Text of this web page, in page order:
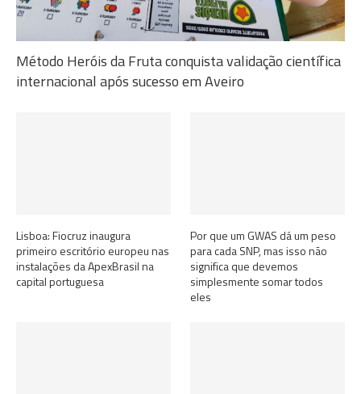
Método Heróis da Fruta conquista validação científica
internacional após sucesso em Aveiro
Lisboa: Fiocruz inaugura
primeiro escritório europeu nas
instalações da ApexBrasil na
capital portuguesa
Por que um GWAS dá um peso
para cada SNP, mas isso não
significa que devemos
simplesmente somar todos
eles